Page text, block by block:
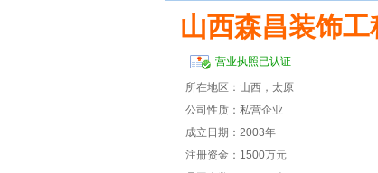
山西森昌装饰工
营业执照已认证
所在地区：山西，太原
公司性质：私营企业
成立日期：2003年
注册资金：1500万元